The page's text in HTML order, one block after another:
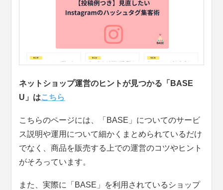
ネットショップ運営のヒントが見つかる「BASE
U」はこちら
こちらのページには、「BASE」についてのサービ
ス説明や運用について細かくまとめられているだけ
でなく、商品を販売する上での運営のコツやヒント
がそろっています。
また、実際に「BASE」を利用されているショップ